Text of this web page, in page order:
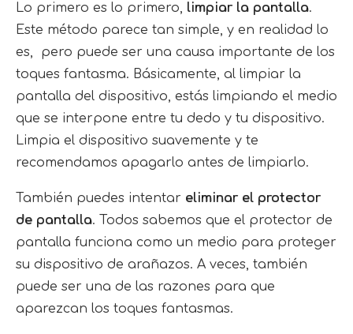
Lo primero es lo primero, limpiar la pantalla.
Este método parece tan simple, y en realidad lo
es, pero puede ser una causa importante de los
toques fantasma. Básicamente, al limpiar la
pantalla del dispositivo, estás limpiando el medio
que se interpone entre tu dedo y tu dispositivo.
Limpia el dispositivo suavemente y te
recomendamos apagarlo antes de limpiarlo.
También puedes intentar eliminar el protector
de pantalla. Todos sabemos que el protector de
pantalla funciona como un medio para proteger
su dispositivo de arañazos. A veces, también
puede ser una de las razones para que
aparezcan los toques fantasmas.